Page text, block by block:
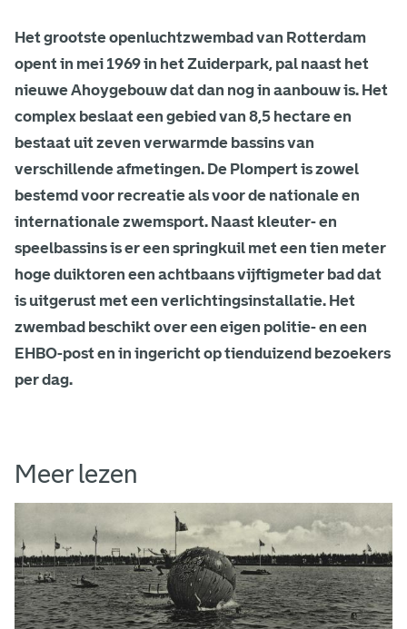
w
e
m
b
a
d
D
e
P
m
p
Het grootste openluchtzwembad van Rotterdam
opent in mei 1969 in het Zuiderpark, pal naast het
nieuwe Ahoygebouw dat dan nog in aanbouw is. Het
complex beslaat een gebied van 8,5 hectare en
bestaat uit zeven verwarmde bassins van
verschillende afmetingen. De Plompert is zowel
bestemd voor recreatie als voor de nationale en
internationale zwemsport. Naast kleuter- en
speelbassins is er een springkuil met een tien meter
hoge duiktoren een achtbaans vijftigmeter bad dat
is uitgerust met een verlichtingsinstallatie. Het
zwembad beschikt over een eigen politie- en een
EHBO-post en in ingericht op tienduizend bezoekers
per dag.
Meer lezen